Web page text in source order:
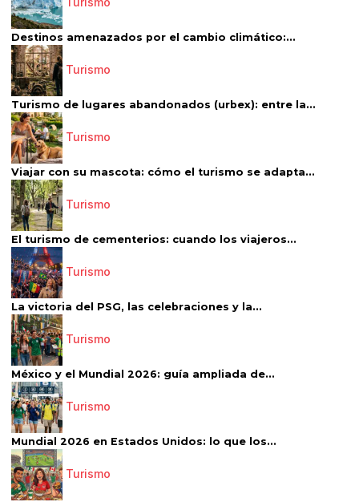
Destinos amenazados por el cambio climático:...
Turismo
Turismo de lugares abandonados (urbex): entre la...
Turismo
Viajar con su mascota: cómo el turismo se adapta...
Turismo
El turismo de cementerios: cuando los viajeros...
Turismo
La victoria del PSG, las celebraciones y la...
Turismo
México y el Mundial 2026: guía ampliada de...
Turismo
Mundial 2026 en Estados Unidos: lo que los...
Turismo